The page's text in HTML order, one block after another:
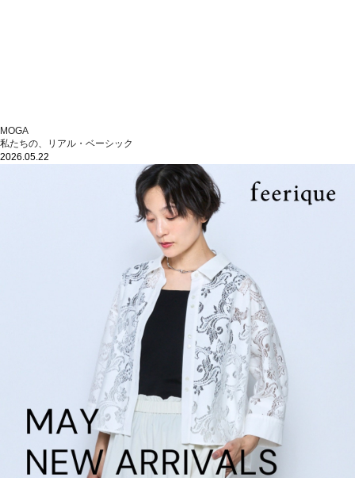
MOGA
私たちの、リアル・ベーシック
2026.05.22